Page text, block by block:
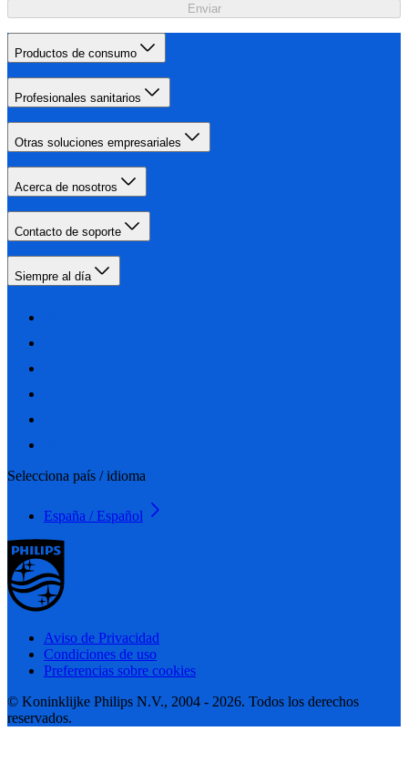
Enviar
Productos de consumo
Profesionales sanitarios
Otras soluciones empresariales
Acerca de nosotros
Contacto de soporte
Siempre al día
Selecciona país / idioma
España / Español
Aviso de Privacidad
Condiciones de uso
Preferencias sobre cookies
© Koninklijke Philips N.V., 2004 - 2026. Todos los derechos
reservados.